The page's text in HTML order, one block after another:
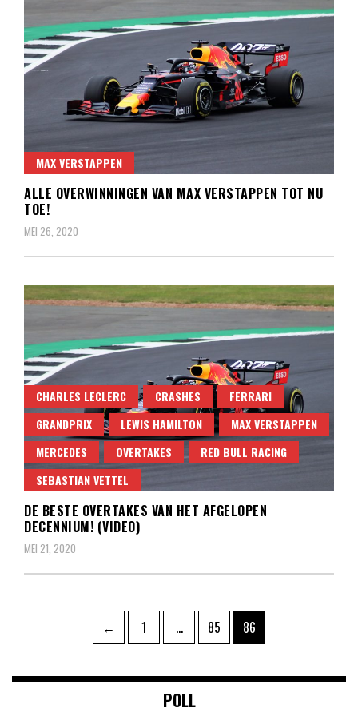
MAX VERSTAPPEN
ALLE OVERWINNINGEN VAN MAX VERSTAPPEN TOT NU
TOE!
MEI 26, 2020
CHARLES LECLERC CRASHES
FERRARI
GRANDPRIX
LEWIS HAMILTON
MAX VERSTAPPEN
MERCEDES
OVERTAKES
RED BULL RACING
SEBASTIAN VETTEL
DE BESTE OVERTAKES VAN HET AFGELOPEN
DECENNIUM! (VIDEO)
MEI 21, 2020
paginering
← Pagina
1 … Pagina
85 Pagina
86
POLL